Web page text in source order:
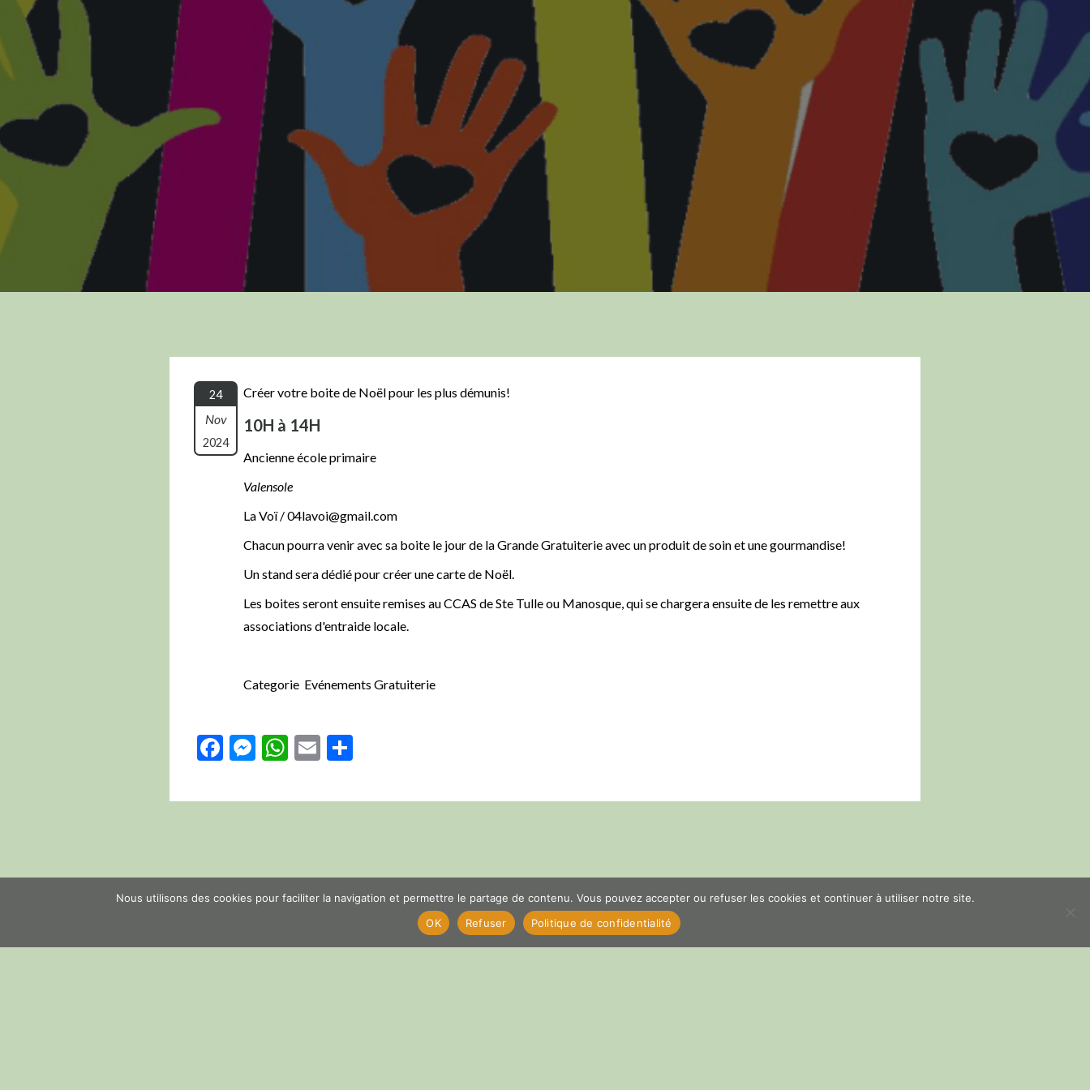
24
Nov
2024
Créer votre boite de Noël pour les plus démunis!
10H à 14H
Ancienne école primaire
Valensole
La Voï / 04lavoi@gmail.com
Chacun pourra venir avec sa boite le jour de la Grande Gratuiterie avec un produit de soin et une gourmandise!
Un stand sera dédié pour créer une carte de Noël.
Les boites seront ensuite remises au CCAS de Ste Tulle ou Manosque, qui se chargera ensuite de les remettre aux
associations d'entraide locale.
Categorie Evénements Gratuiterie
Facebook
Messenger
WhatsApp
Email
PREVIOUS POST NEXT POST
Nous utilisons des cookies pour faciliter la navigation et permettre le partage de contenu. Vous pouvez accepter ou refuser les cookies et continuer à utiliser notre site.
OK
Refuser Politique de confidentialité